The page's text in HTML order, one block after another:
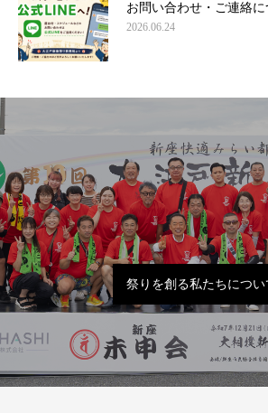
お問い合わせ・ご連絡に
2026.06.24
祭りを創る私たちについ